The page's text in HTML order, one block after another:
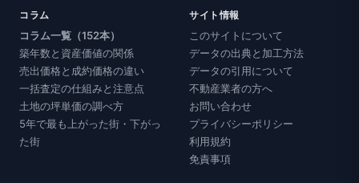
コラム
コラム一覧（152本）
築年数と資産価値の関係
売出価格と成約価格の違い
一括査定の仕組みと注意点
土地の坪単価の調べ方
5年で最も上がった街・下がっ
た街
サイト情報
このサイトについて
データの出典と加工方法
データの引用について
不動産業者の方へ
お問い合わせ
プライバシーポリシー
利用規約
免責事項